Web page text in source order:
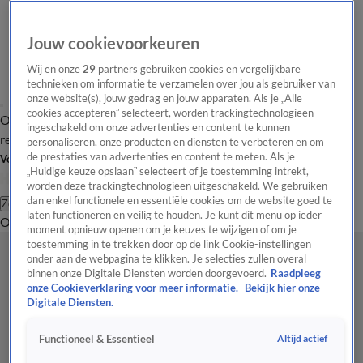
Overzicht Laatste nieuws Regionieuws Het beste van Hart
Tip de
redactie
Volg Hart van Nederland
Zoeken
OverzichtRegioUitzendingenWeerTip de redactiePanelVideo's
Jouw cookievoorkeuren
Wij en onze29 partners gebruiken cookies en vergelijkbare
technieken om informatie te verzamelen over jou als gebruiker van
onze website(s), jouw gedrag en jouw apparaten. Als je „Alle
cookies accepteren” selecteert, worden trackingtechnologieën
ingeschakeld om onze advertenties en content te kunnen
personaliseren, onze producten en diensten te verbeteren en om
de prestaties van advertenties en content te meten. Als je
„Huidige keuze opslaan” selecteert of je toestemming intrekt,
worden deze trackingtechnologieën uitgeschakeld. We gebruiken
dan enkel functionele en essentiële cookies om de website goed te
laten functioneren en veilig te houden. Je kunt dit menu op ieder
moment opnieuw openen om je keuzes te wijzigen of om je
toestemming in te trekken door op de link Cookie-instellingen
onder aan de webpagina te klikken. Je selecties zullen overal
binnen onze Digitale Diensten worden doorgevoerd. Raadpleeg
onze Cookieverklaring voor meer informatie.
Bekijk hier onze
Digitale Diensten.
Functioneel & Essentieel Altijd actief